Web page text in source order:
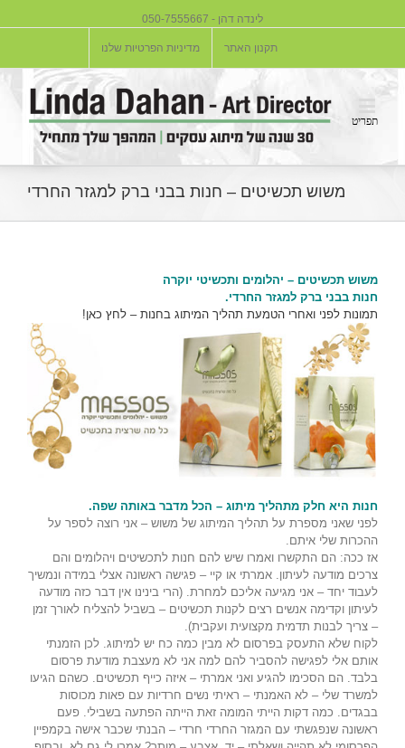
לינדה דהן - 050-7555667
תקנון האתר מדיניות הפרטיות שלנו
משוש תכשיטים – חנות בבני ברק למגזר החרדי
משוש תכשיטים – יהלומים ותכשיטי יוקרה
חנות בבני ברק למגזר החרדי.
תמונות לפני ואחרי הטמעת תהליך המיתוג בחנות – לחץ כאן!
חנות היא חלק מתהליך מיתוג – הכל מדבר באותה שפה.
לפני שאני מספרת על תהליך המיתוג של משוש – אני רוצה לספר על
ההכרות שלי איתם.
אז ככה: הם התקשרו ואמרו שיש להם חנות לתכשיטים ויהלומים והם
צרכים מודעה לעיתון. אמרתי או קיי – פגישה ראשונה אצלי במידה ונמשיך
לעבוד יחד – אני מגיעה אליכם למחרת. (הרי בינינו אין דבר כזה מודעה
לעיתון וקדימה אנשים רצים לקנות תכשיטים – בשביל להצליח לאורך זמן
– צריך לבנות תדמית מקצועית ועקבית).
לקוח שלא התעסק בפרסום לא מבין כמה כח יש למיתוג. לכן הזמנתי
אותם אלי לפגישה להסביר להם למה אני לא מעצבת מודעת פרסום
בלבד. הם הסכימו להגיע ואני אמרתי – איזה כייף תכשיטים. כשהם הגיעו
למשרד שלי – לא האמנתי – ראיתי נשים חרדיות עם פאות מכוסות
בבגדים. כמה דקות הייתי המומה זאת הייתה הפתעה בשבילי. פעם
ראשונה שנפגשתי עם המגזר החרדי חרדי – הבנתי שכבר אישה בקמפיין